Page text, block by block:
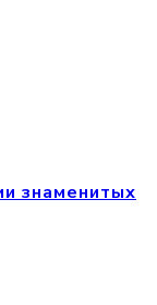
знаменитых